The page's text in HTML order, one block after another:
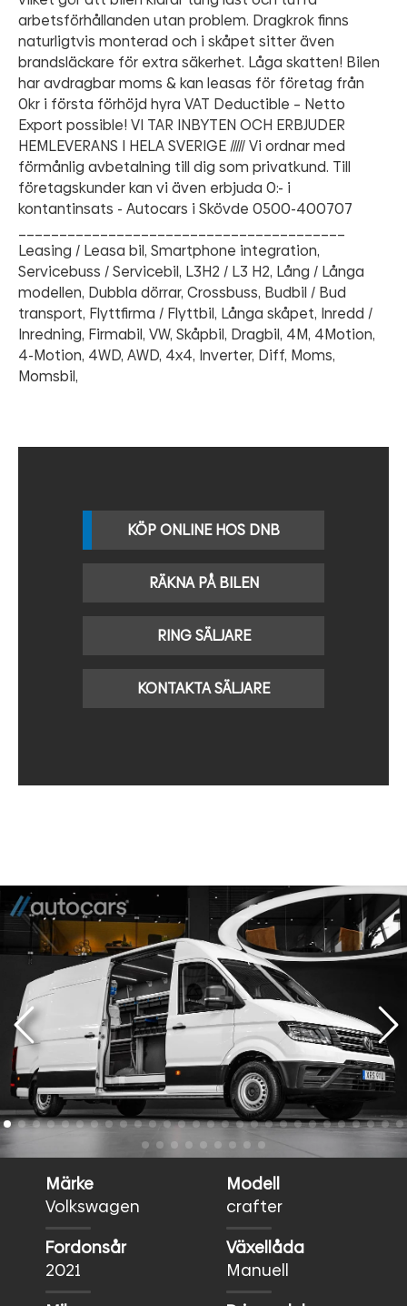
arbetsförhållanden utan problem. Dragkrok finns
naturligtvis monterad och i skåpet sitter även
brandsläckare för extra säkerhet. Låga skatten! Bilen
har avdragbar moms & kan leasas för företag från
0kr i första förhöjd hyra VAT Deductible – Netto
Export possible! VI TAR INBYTEN OCH ERBJUDER
HEMLEVERANS I HELA SVERIGE ///// Vi ordnar med
förmånlig avbetalning till dig som privatkund. Till
företagskunder kan vi även erbjuda 0:- i
kontantinsats - Autocars i Skövde 0500-400707
________________________________________
Leasing / Leasa bil, Smartphone integration,
Servicebuss / Servicebil, L3H2 / L3 H2, Lång / Långa
modellen, Dubbla dörrar, Crossbuss, Budbil / Bud
transport, Flyttfirma / Flyttbil, Långa skåpet, Inredd /
Inredning, Firmabil, VW, Skåpbil, Dragbil, 4M, 4Motion,
4-Motion, 4WD, AWD, 4x4, Inverter, Diff, Moms,
Momsbil,
KÖP ONLINE HOS DNB
RÄKNA PÅ BILEN
RING SÄLJARE
KONTAKTA SÄLJARE
Märke
Volkswagen
Modell
crafter
Fordonsår
2021
Växellåda
Manuell